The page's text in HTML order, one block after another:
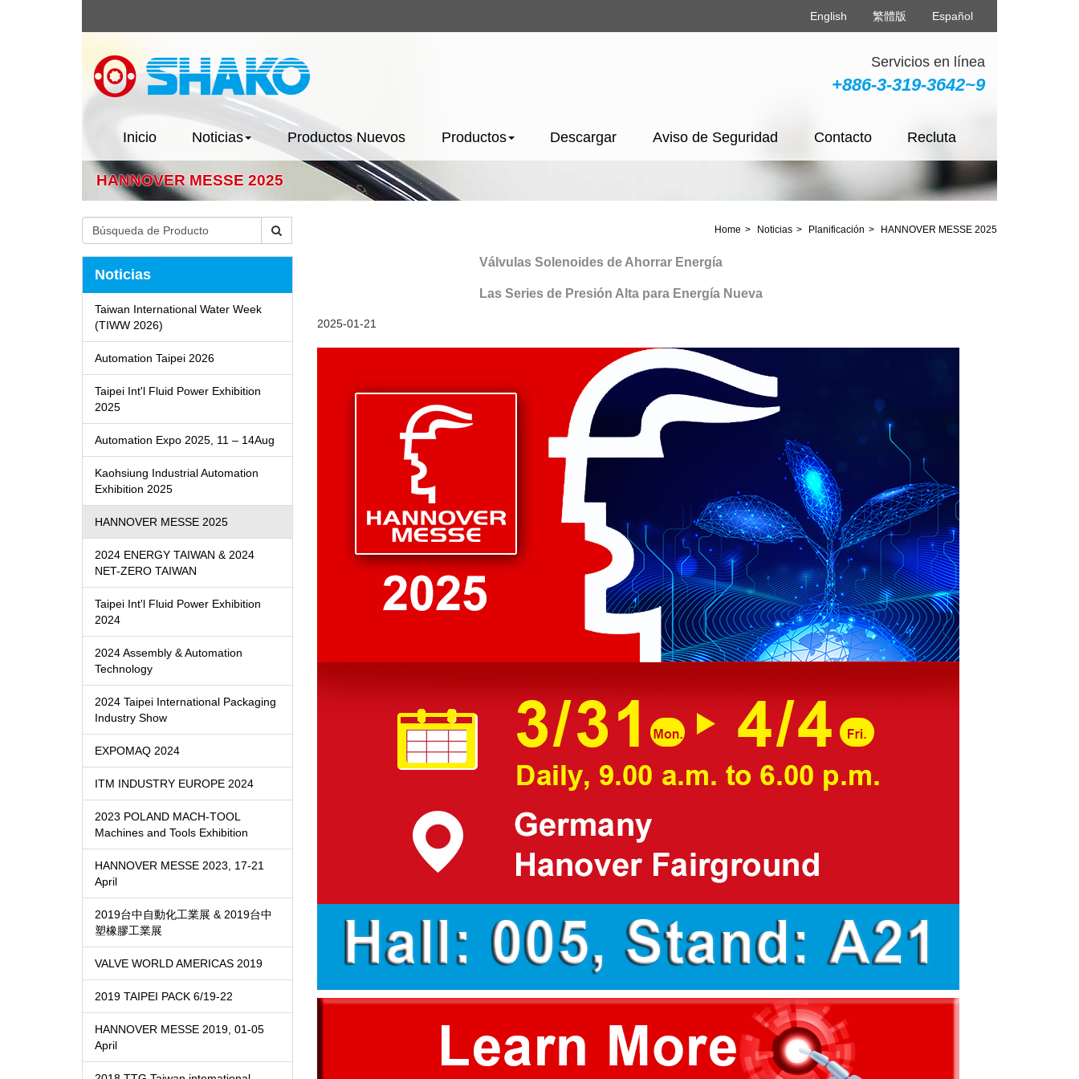
English 繁體版 Español
Servicios en línea
+886-3-319-3642~9
Inicio Noticias Productos Nuevos Productos Descargar Aviso de Seguridad Contacto Recluta
Noticias
Taiwan International Water Week
(TIWW 2026)
Automation Taipei 2026
Taipei Int'l Fluid Power Exhibition
2025
Automation Expo 2025, 11 – 14Aug
Kaohsiung Industrial Automation
Exhibition 2025
HANNOVER MESSE 2025
2024 ENERGY TAIWAN & 2024
NET-ZERO TAIWAN
Taipei Int'l Fluid Power Exhibition
2024
2024 Assembly & Automation
Technology
2024 Taipei International Packaging
Industry Show
EXPOMAQ 2024
ITM INDUSTRY EUROPE 2024
2023 POLAND MACH-TOOL
Machines and Tools Exhibition
HANNOVER MESSE 2023, 17-21
April
2019台中自動化工業展 & 2019台中
塑橡膠工業展
VALVE WORLD AMERICAS 2019
2019 TAIPEI PACK 6/19-22
HANNOVER MESSE 2019, 01-05
April
HANNOVER MESSE 2025
Home Noticias Planificación HANNOVER MESSE 2025
Válvulas Solenoides de Ahorrar Energía
Las Series de Presión Alta para Energía Nueva
2025-01-21